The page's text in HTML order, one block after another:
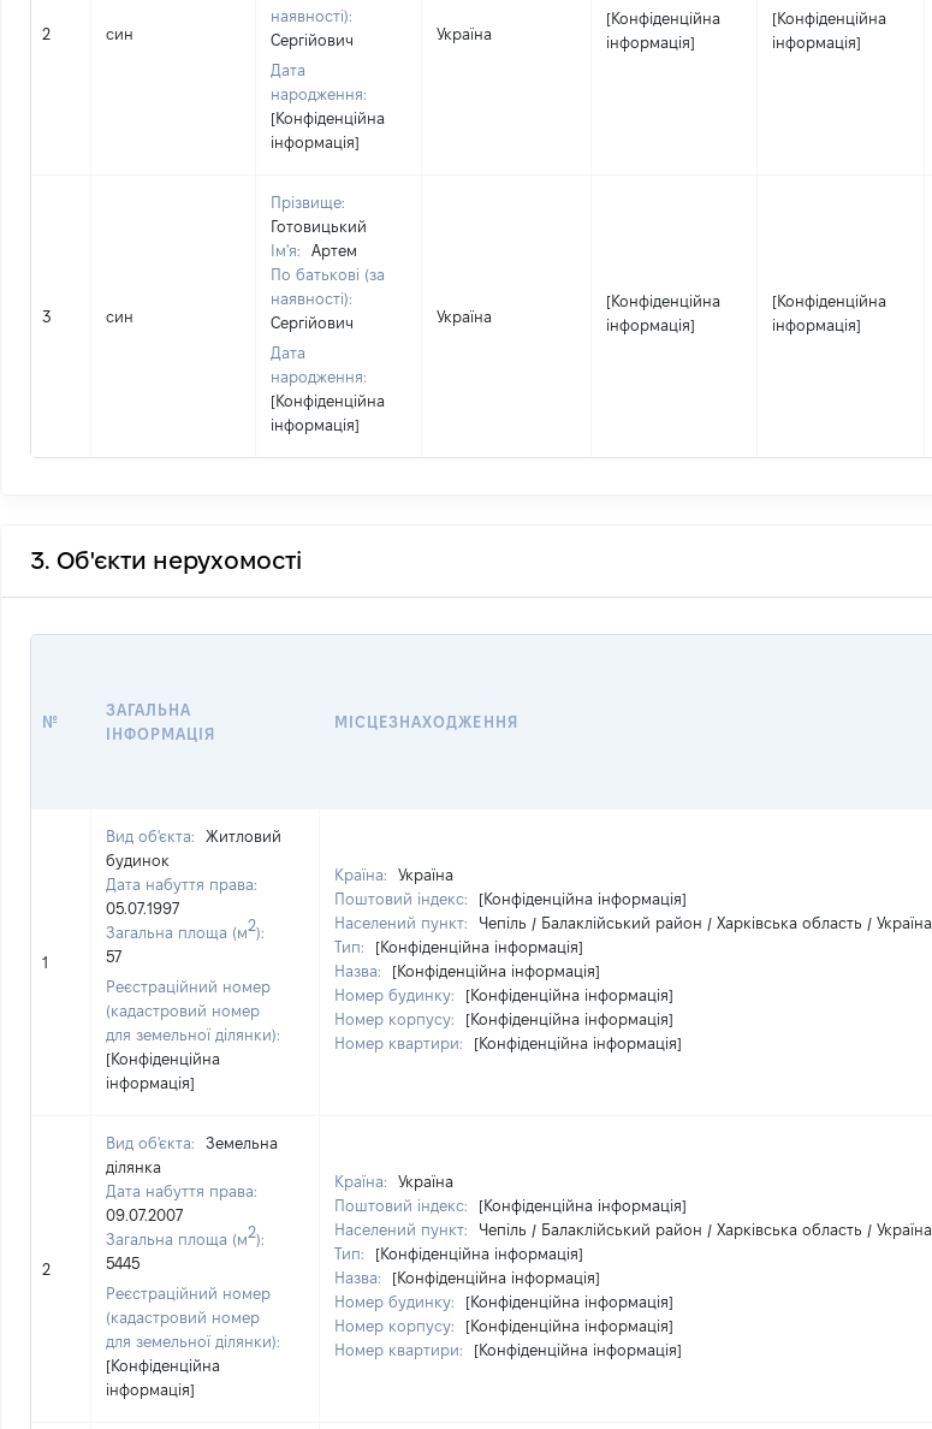
2 син
наявності):
Сергійович
Дата
народження:
[Конфіденційна
інформація]
Україна
[Конфіденційна
інформація]
[Конфіденційна
інформація]
3 син
Прізвище:
Готовицький
Ім'я:
Артем
По батькові (за
наявності):
Сергійович
Дата
народження:
[Конфіденційна
інформація]
Україна
[Конфіденційна
інформація]
[Конфіденційна
інформація]
3. Об'єкти нерухомості
№
ЗАГАЛЬНА
ІНФОРМАЦІЯ
МІСЦЕЗНАХОДЖЕННЯ
1
Вид об'єкта:
Житловий
будинок
Дата набуття права:
05.07.1997
Загальна площа (м2):
57
Реєстраційний номер
(кадастровий номер
для земельної ділянки):
[Конфіденційна
інформація]
Країна:
Україна
Поштовий індекс:
[Конфіденційна інформація]
Населений пункт:
Чепіль / Балаклійський район / Харківська область / Україна
Тип:
[Конфіденційна інформація]
Назва:
[Конфіденційна інформація]
Номер будинку:
[Конфіденційна інформація]
Номер корпусу:
[Конфіденційна інформація]
Номер квартири:
[Конфіденційна інформація]
2
Вид об'єкта:
Земельна
ділянка
Дата набуття права:
09.07.2007
Загальна площа (м2):
5445
Реєстраційний номер
(кадастровий номер
для земельної ділянки):
[Конфіденційна
інформація]
Країна:
Україна
Поштовий індекс:
[Конфіденційна інформація]
Населений пункт:
Чепіль / Балаклійський район / Харківська область / Україна
Тип:
[Конфіденційна інформація]
Назва:
[Конфіденційна інформація]
Номер будинку:
[Конфіденційна інформація]
Номер корпусу:
[Конфіденційна інформація]
Номер квартири:
[Конфіденційна інформація]